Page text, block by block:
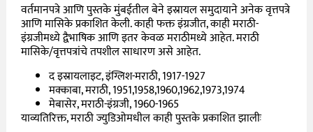
वर्तमानपत्रे आणि पुस्तकेमुंबईतील बेने इस्रायल समुदायाने अनेक वृत्तपत्रे
आणि मासिके प्रकाशित केली. काही फक्त इंग्रजीत, काही मराठी-
इंग्रजीमध्ये द्वैभाषिक आणि इतर केवळ मराठीमध्ये आहेत. मराठी
मासिके/वृत्तपत्रांचे तपशील साधारण असे आहेत.
द इस्रायलाइट, इंग्लिश-मराठी, 1917-1927
मक्काबा, मराठी, 1951,1958,1960,1962,1973,1974
मेबासेर, मराठी-इंग्रजी, 1960-1965
याव्यतिरिक्त, मराठी ज्युडिओमधील काही पुस्तके प्रकाशित झालीः